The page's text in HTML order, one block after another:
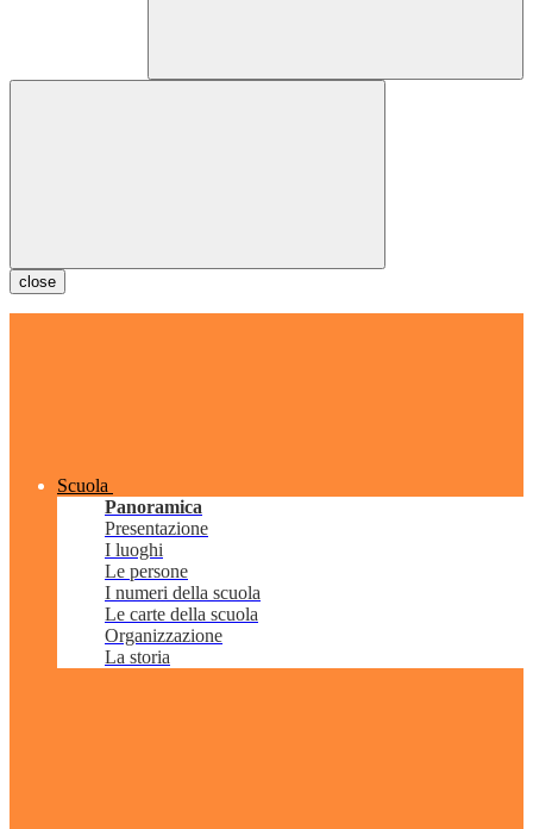
close
Scuola
Panoramica
Presentazione
I luoghi
Le persone
I numeri della scuola
Le carte della scuola
Organizzazione
La storia